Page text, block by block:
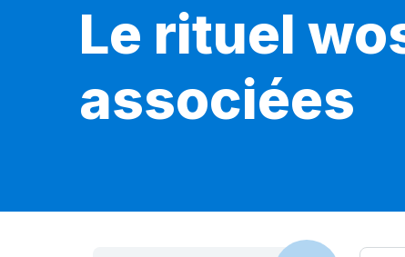
Le rituel
associées